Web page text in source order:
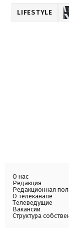
LIFESTYLE
О нас
Редакция
Редакционная
О телеканале
Телеведущие
Вакансии
Структура